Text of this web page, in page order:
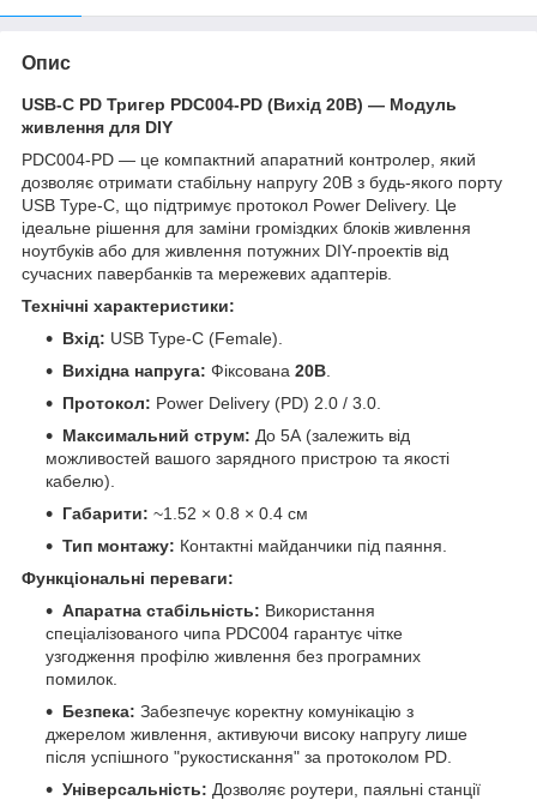
Опис
USB-C PD Тригер PDC004-PD (Вихід 20В) — Модуль
живлення для DIY
PDC004-PD — це компактний апаратний контролер, який
дозволяє отримати стабільну напругу 20В з будь-якого порту
USB Type-C, що підтримує протокол Power Delivery. Це
ідеальне рішення для заміни громіздких блоків живлення
ноутбуків або для живлення потужних DIY-проектів від
сучасних павербанків та мережевих адаптерів.
Технічні характеристики:
Вхід: USB Type-C (Female).
Вихідна напруга: Фіксована 20В
Протокол: Power Delivery (PD) 2.0 / 3.0.
Максимальний струм: До 5А (залежить від
можливостей вашого зарядного пристрою та якості
кабелю).
Габарити: ~1.52 × 0.8 × 0.4 см
Тип монтажу: Контактні майданчики під паяння.
Функціональні переваги:
Апаратна стабільність: Використання
спеціалізованого чипа PDC004 гарантує чітке
узгодження профілю живлення без програмних
помилок.
Безпека: Забезпечує коректну комунікацію з
джерелом живлення, активуючи високу напругу лише
після успішного "рукостискання" за протоколом PD.
Універсальність: Дозволяє роутери, паяльні станції